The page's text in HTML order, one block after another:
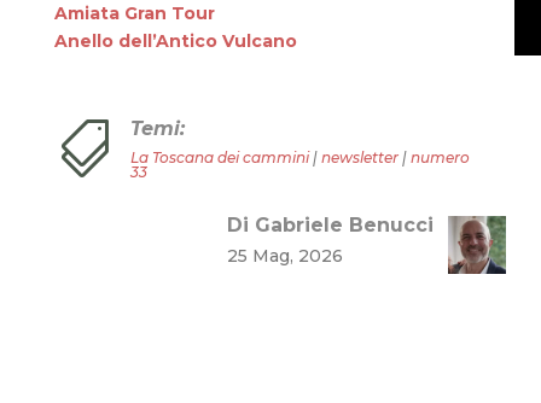
Amiata Gran Tour
Anello dell’Antico Vulcano
 Temi:
La Toscana dei cammini| newsletter| numero
33
Di Gabriele Benucci
25 Mag, 2026